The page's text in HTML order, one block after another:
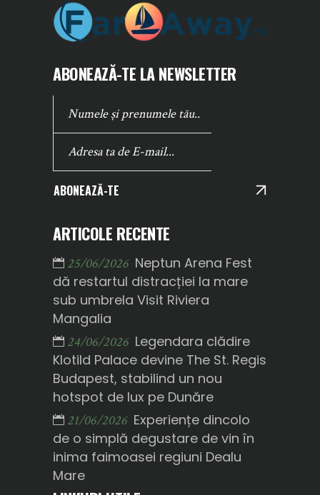
ABONEAZĂ-TE LA NEWSLETTER
ABONEAZĂ-TE
ARTICOLE RECENTE
25/06/2026 Neptun Arena Fest
dă restartul distracției la mare
sub umbrela Visit Riviera
Mangalia
24/06/2026 Legendara clădire
Klotild Palace devine The St. Regis
Budapest, stabilind un nou
hotspot de lux pe Dunăre
21/06/2026 Experiențe dincolo
de o simplă degustare de vin în
inima faimoasei regiuni Dealu
Mare